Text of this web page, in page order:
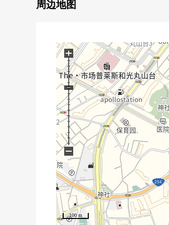
・向东南有，阳光良好
・各居室有存储空间
・递交马上可(残代金精算後)
▼设备
・煤气灶
・餐具冲洗烘干机
・再加热功能
・浴室烘干机
▼翻新内容(2026年4月完毕)
・洗脸室：供洗衣使用的防水洗衣
・厕所：1具TOTO温水便座型，配
・共同 ：墙、天花板Cross张替，
周边地图
100 m
+
−